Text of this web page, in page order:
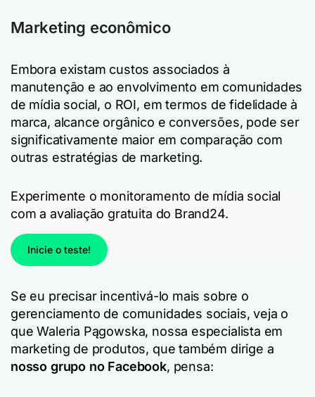
Marketing econômico
Embora existam custos associados à
manutenção e ao envolvimento em comunidades
de mídia social, o ROI, em termos de fidelidade à
marca, alcance orgânico e conversões, pode ser
significativamente maior em comparação com
outras estratégias de marketing.
Experimente o monitoramento de mídia social
com a avaliação gratuita do Brand24.
Inicie o teste!
Se eu precisar incentivá-lo mais sobre o
gerenciamento de comunidades sociais, veja o
que Waleria Pągowska, nossa especialista em
marketing de produtos, que também dirige a
nosso grupo no Facebook, pensa: